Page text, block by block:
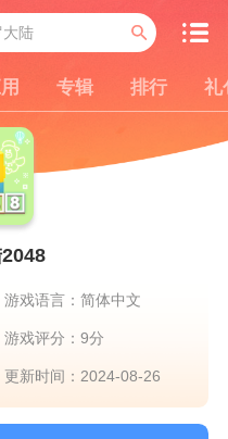
专辑 排行 礼
游戏语言：简体中文
游戏评分：9分
更新时间：2024-08-26